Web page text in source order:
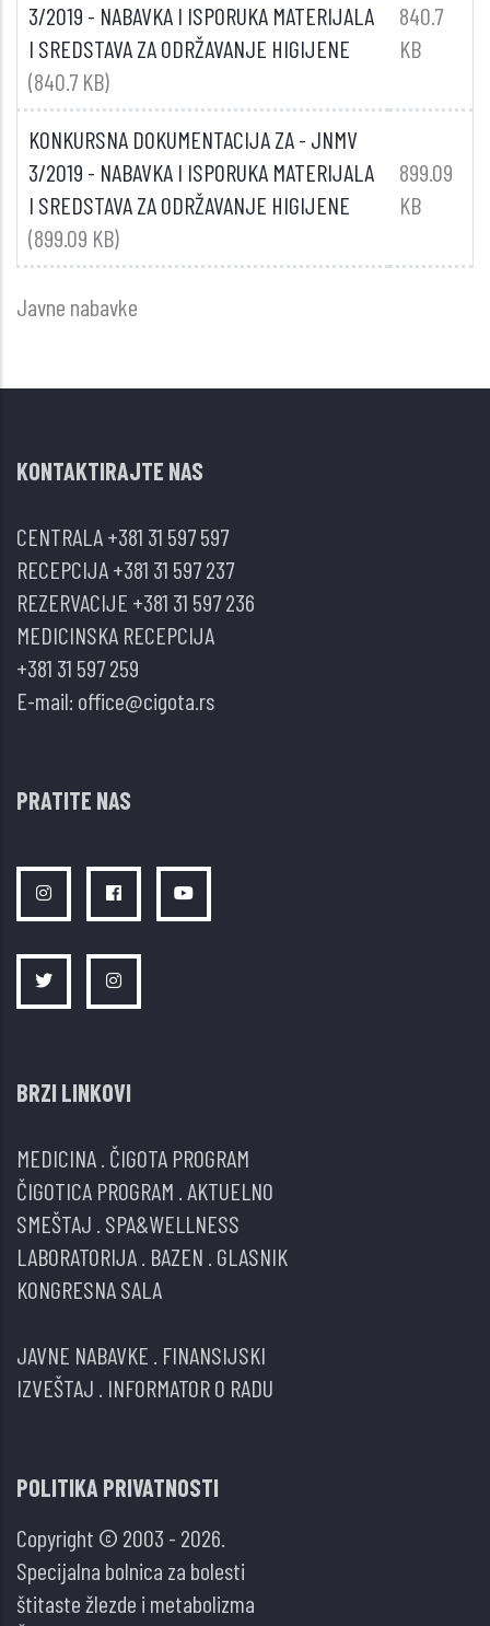
3/2019 - NABAVKA I ISPORUKA MATERIJALA
I SREDSTAVA ZA ODRŽAVANJE HIGIJENE
(840.7 KB)
840.7
KB
KONKURSNA DOKUMENTACIJA ZA - JNMV
3/2019 - NABAVKA I ISPORUKA MATERIJALA
I SREDSTAVA ZA ODRŽAVANJE HIGIJENE
(899.09 KB)
899.09
KB
Javne nabavke
KONTAKTIRAJTE NAS
CENTRALA+381 31 597 597
RECEPCIJA+381 31 597 237
REZERVACIJE +381 31 597 236
MEDICINSKA RECEPCIJA
+381 31 597 259
E-mail: office@cigota.rs
PRATITE NAS
BRZI LINKOVI
MEDICINA ČIGOTA PROGRAM
ČIGOTICA PROGRAM AKTUELNO
SMEŠTAJ SPA&WELLNESS
LABORATORIJA BAZEN GLASNIK
KONGRESNA SALA
JAVNE NABAVKE FINANSIJSKI
IZVEŠTAJ INFORMATOR O RADU
POLITIKA PRIVATNOSTI
Copyright © 2003 - 2026.
Specijalna bolnica za bolesti
štitaste žlezde i metabolizma